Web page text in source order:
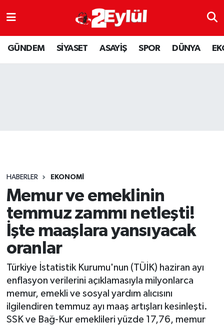
GÜNDEM SİYASET ASAYİŞ SPOR DÜNYA
HABERLER EKONOMİ
Memur ve emeklinin
temmuz zammı netleşti!
İşte maaşlara yansıyacak
oranlar
Türkiye İstatistik Kurumu'nun (TÜİK) haziran ayı
enflasyon verilerini açıklamasıyla milyonlarca
memur, emekli ve sosyal yardım alıcısını
ilgilendiren temmuz ayı maaş artışları kesinleşti.
SSK ve Bağ-Kur emeklileri yüzde 17,76, memur
ASAYİŞ
DÜNYA
SPOR
YAŞAM
Nöbetçi Eczaneler
Hava Durumu
Son Dakika Haberleri
Haber Arşivi